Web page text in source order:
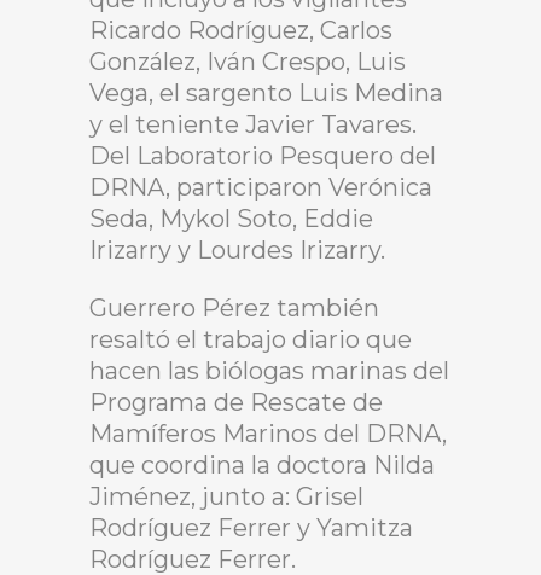
Ricardo Rodríguez, Carlos
González, Iván Crespo, Luis
Vega, el sargento Luis Medina
y el teniente Javier Tavares.
Del Laboratorio Pesquero del
DRNA, participaron Verónica
Seda, Mykol Soto, Eddie
Irizarry y Lourdes Irizarry.
Guerrero Pérez también
resaltó el trabajo diario que
hacen las biólogas marinas del
Programa de Rescate de
Mamíferos Marinos del DRNA,
que coordina la doctora Nilda
Jiménez, junto a: Grisel
Rodríguez Ferrer y Yamitza
Rodríguez Ferrer.